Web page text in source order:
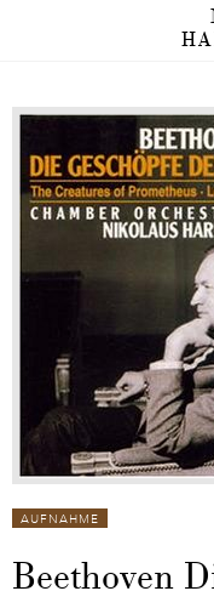
AUFNAHME
Beethoven